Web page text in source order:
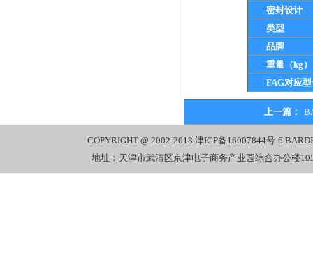
密封设计
类型
品牌
重量（kg）
FAG对应
上一篇：
COPYRIGHT @ 2002-2018津ICP备16007844号-6
地址：天津市武清区京津电子商务产业园综合办公